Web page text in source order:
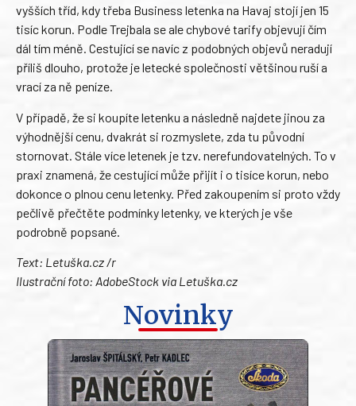
vyšších tříd, kdy třeba Business letenka na Havaj stojí jen 15
tisíc korun. Podle Trejbala se ale chybové tarify objevují čím
dál tím méně. Cestující se navíc z podobných objevů neradují
příliš dlouho, protože je letecké společnosti většinou ruší a
vrací za ně peníze.
V případě, že si koupíte letenku a následně najdete jinou za
výhodnější cenu, dvakrát si rozmyslete, zda tu původní
stornovat. Stále více letenek je tzv. nerefundovatelných. To v
praxi znamená, že cestující může přijít i o tisíce korun, nebo
dokonce o plnou cenu letenky. Před zakoupením si proto vždy
pečlivě přečtěte podmínky letenky, ve kterých je vše
podrobně popsané.
Text: Letuška.cz /r
Ilustrační foto: AdobeStock via Letuška.cz
Novinky